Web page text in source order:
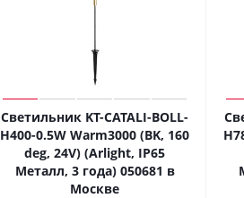
Светильник KT-CATALI-BOLL-
H400-0.5W Warm3000 (BK, 160
deg, 24V) (Arlight, IP65
Металл, 3 года) 050681 в
Москве